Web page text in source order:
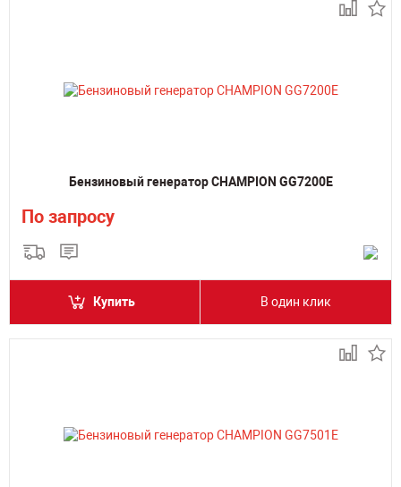
Бензиновый генератор CHAMPION GG7200E
По запросу
Купить В один клик